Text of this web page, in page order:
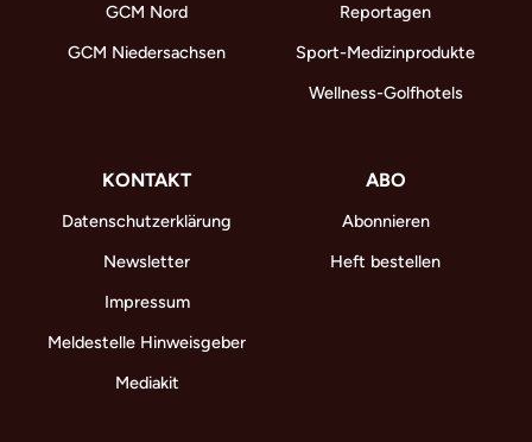
GCM Nord
GCM Niedersachsen
Reportagen
Sport-Medizinprodukte
Wellness-Golfhotels
KONTAKT
Datenschutzerklärung
Newsletter
Impressum
Meldestelle Hinweisgeber
Mediakit
ABO
Abonnieren
Heft bestellen